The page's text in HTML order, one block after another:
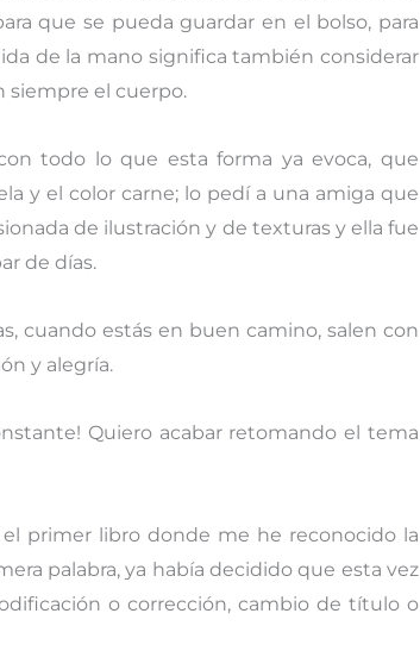
que se pueda guardar en el bolso, para
de la mano significa también considerar
siempre el cuerpo.
todo lo que esta forma ya evoca, que
y el color carne; lo pedí a una amiga que
de ilustración y de texturas y ella fue
de días.
cuando estás en buen camino, salen con
y alegría.
Quiero acabar retomando el tema
primer libro donde me he reconocido la
palabra, ya había decidido que esta vez
o corrección, cambio de título o